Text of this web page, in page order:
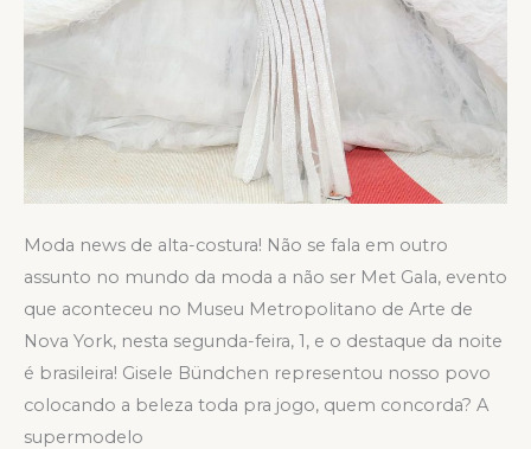
Moda news de alta-costura! Não se fala em outro
assunto no mundo da moda a não ser Met Gala, evento
que aconteceu no Museu Metropolitano de Arte de
Nova York, nesta segunda-feira, 1, e o destaque da noite
é brasileira! Gisele Bündchen representou nosso povo
colocando a beleza toda pra jogo, quem concorda? A
supermodelo